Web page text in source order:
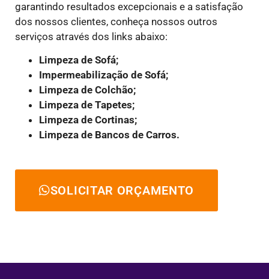
garantindo resultados excepcionais e a satisfação
dos nossos clientes, conheça nossos outros
serviços através dos links abaixo:
Limpeza de Sofá;
Impermeabilização de Sofá;
Limpeza de Colchão;
Limpeza de Tapetes;
Limpeza de Cortinas;
Limpeza de Bancos de Carros.
SOLICITAR ORÇAMENTO